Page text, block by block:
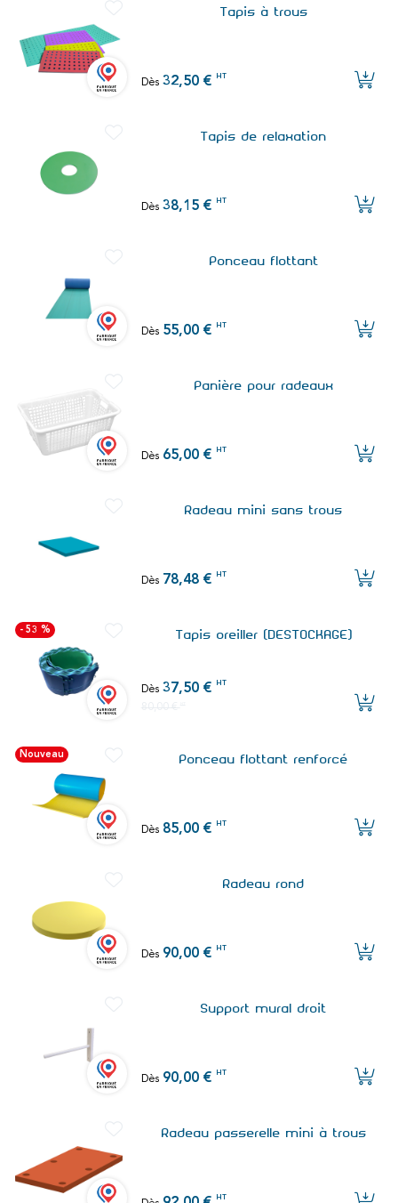
Tapis à trous
Dès 32,50 € HT
Tapis de relaxation
Dès 38,15 € HT
Ponceau flottant
Dès 55,00 € HT
Panière pour radeaux
Dès 65,00 € HT
Radeau mini sans trous
Dès 78,48 € HT
- 53 % Tapis oreiller (DESTOCKAGE)
Dès 37,50 € HT
Nouveau Ponceau flottant renforcé
Dès 85,00 € HT
Radeau rond
Dès 90,00 € HT
Support mural droit
Dès 90,00 € HT
Radeau passerelle mini à trous
HT